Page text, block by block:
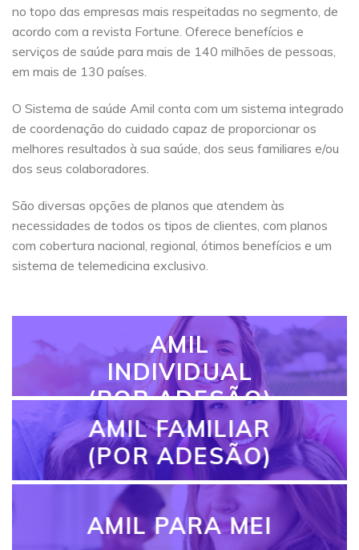
no topo das empresas mais respeitadas no segmento, de
acordo com a revista Fortune. Oferece benefícios e
serviços de saúde para mais de 140 milhões de pessoas,
em mais de 130 países.
O Sistema de saúde Amil conta com um sistema integrado
de coordenação do cuidado capaz de proporcionar os
melhores resultados à sua saúde, dos seus familiares e/ou
dos seus colaboradores.
São diversas opções de planos que atendem às
necessidades de todos os tipos de clientes, com planos
com cobertura nacional, regional, ótimos benefícios e um
sistema de telemedicina exclusivo.
AMIL
INDIVIDUAL
(POR ADESÃO)
AMIL FAMILIAR
(POR ADESÃO)
AMIL PARA MEI